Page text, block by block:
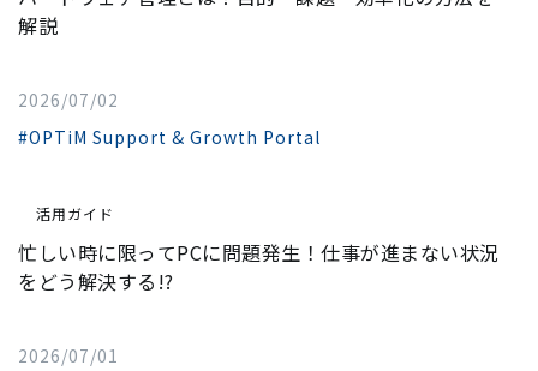
解説
2026/07/02
#OPTiM Support & Growth Portal
活用ガイド
忙しい時に限ってPCに問題発生！仕事が進まない状況
をどう解決する!?
2026/07/01